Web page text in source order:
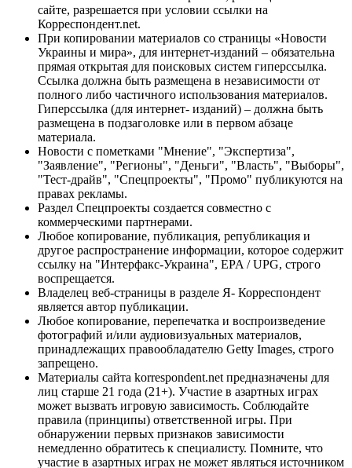
сайте, разрешается при условии ссылки на
Корреспондент.net.
При копировании материалов со страницы «Новости
Украины и мира», для интернет-изданий – обязательна
прямая открытая для поисковых систем гиперссылка.
Ссылка должна быть размещена в независимости от
полного либо частичного использования материалов.
Гиперссылка (для интернет- изданий) – должна быть
размещена в подзаголовке или в первом абзаце
материала.
Новости с пометками "Мнение", "Экспертиза",
"Заявление", "Регионы", "Деньги", "Власть", "Выборы",
"Тест-драйв", "Спецпроекты", "Промо" публикуются на
правах рекламы.
Раздел Спецпроекты создается совместно с
коммерческими партнерами.
Любое копирование, публикация, републикация и
другое распространение информации, которое содержит
ссылку на "Интерфакс-Украина", EPA / UPG, строго
воспрещается.
Владелец веб-страницы в разделе Я- Корреспондент
является автор публикации.
Любое копирование, перепечатка и воспроизведение
фотографий и/или аудиовизуальных материалов,
принадлежащих правообладателю Getty Images, строго
запрещено.
Материалы сайта korrespondent.net предназначены для
лиц старше 21 года (21+). Участие в азартных играх
может вызвать игровую зависимость. Соблюдайте
правила (принципы) ответственной игры. При
обнаружении первых признаков зависимости
немедленно обратитесь к специалисту. Помните, что
участие в азартных играх не может являться источником